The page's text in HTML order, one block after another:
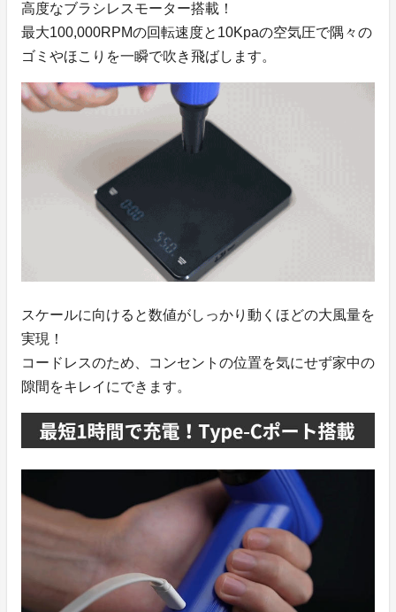
高度なブラシレスモーター搭載！
最大100,000RPMの回転速度と10Kpaの空気圧で隅々の
ゴミやほこりを一瞬で吹き飛ばします。
スケールに向けると数値がしっかり動くほどの大風量を
実現！
コードレスのため、コンセントの位置を気にせず家中の
隙間をキレイにできます。